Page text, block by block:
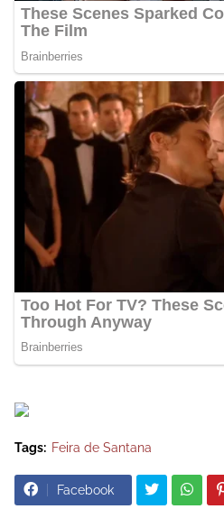
Tags: Feira de Santana
Facebook